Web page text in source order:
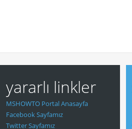
yararlı linkler
MSHOWTO Portal Anasayfa
Facebook Sayfamız
Twitter Sayfamız